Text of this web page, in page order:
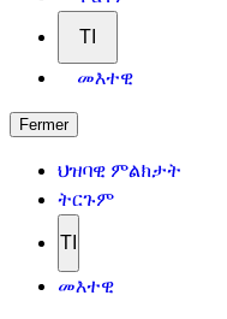
TI
መእተዊ
Fermer
ህዝባዊ ምልክታት
ትርጉም
TI
መእተዊ